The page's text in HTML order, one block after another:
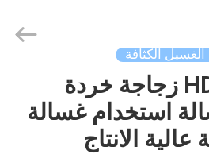
الكثافة
HDPE PET زجاجة خردة
استخدام غسالة
عالية الانتاج